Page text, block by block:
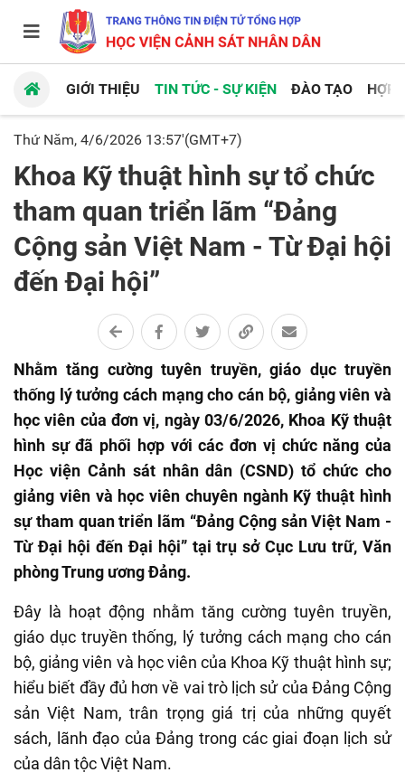
GIỚI THIỆU TIN TỨC - SỰ KIỆN ĐÀO TẠO HỢP
Thứ Năm, 4/6/2026 13:57'(GMT+7)
Khoa Kỹ thuật hình sự tổ chức
tham quan triển lãm “Đảng
Cộng sản Việt Nam - Từ Đại hội
đến Đại hội”
Nhằm tăng cường tuyên truyền, giáo dục truyền
thống lý tưởng cách mạng cho cán bộ, giảng viên và
học viên của đơn vị, ngày 03/6/2026, Khoa Kỹ thuật
hình sự đã phối hợp với các đơn vị chức năng của
Học viện Cảnh sát nhân dân (CSND) tổ chức cho
giảng viên và học viên chuyên ngành Kỹ thuật hình
sự tham quan triển lãm “Đảng Cộng sản Việt Nam -
Từ Đại hội đến Đại hội” tại trụ sở Cục Lưu trữ, Văn
phòng Trung ương Đảng.
Đây là hoạt động nhằm tăng cường tuyên truyền,
giáo dục truyền thống, lý tưởng cách mạng cho cán
bộ, giảng viên và học viên của Khoa Kỹ thuật hình sự;
hiểu biết đầy đủ hơn về vai trò lịch sử của Đảng Cộng
sản Việt Nam, trân trọng giá trị của những quyết
sách, lãnh đạo của Đảng trong các giai đoạn lịch sử
của dân tộc Việt Nam.